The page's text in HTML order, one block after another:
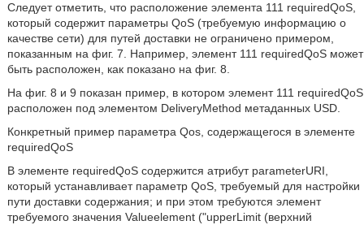
Следует отметить, что расположение элемента 111 requiredQoS,
который содержит параметры QoS (требуемую информацию о
качестве сети) для путей доставки не ограничено примером,
показанным на фиг. 7. Например, элемент 111 requiredQoS может
быть расположен, как показано на фиг. 8.
На фиг. 8 и 9 показан пример, в котором элемент 111 requiredQoS
расположен под элементом DeliveryMethod метаданных USD.
Конкретный пример параметра Qos, содержащегося в элементе
requiredQoS
В элементе requiredQoS содержится атрибут parameterURI,
который устанавливает параметр QoS, требуемый для настройки
пути доставки содержания; и при этом требуются элемент
требуемого значения Valueelement ("upperLimit (верхний